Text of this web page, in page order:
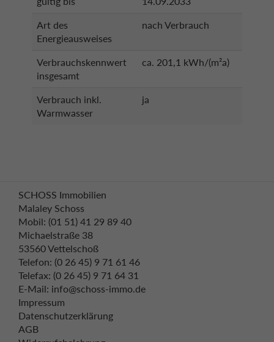
Art des
Energieausweises
nach Verbrauch
Verbrauchskennwert
insgesamt
ca. 201,1 kWh/(m²a)
Verbrauch inkl.
Warmwasser
ja
SCHOSS Immobilien
Malaley Schoss
Mobil: (01 51) 41 29 89 40
Michaelstraße 38
53560 Vettelschoß
Telefon: (0 26 45) 9 71 61 46
Telefax: (0 26 45) 9 71 64 31
E-Mail: info@schoss-immo.de
Impressum
Datenschutzerklärung
AGB